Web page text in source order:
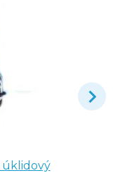
úklidový